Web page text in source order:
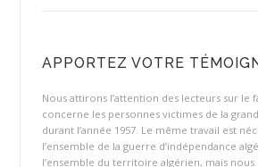
APPORTEZ VOTRE
Nous attirons l’attention des lecteurs sur le
concerne les personnes victimes de la
durant l’année 1957. Le même travail est
l’ensemble de la guerre d’indépendance
l’ensemble du territoire algérien, mais